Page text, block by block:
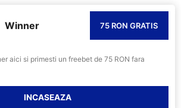
Winner 75 RON GRATIS
aici si primesti un freebet de 75 RON fara
INCASEAZA